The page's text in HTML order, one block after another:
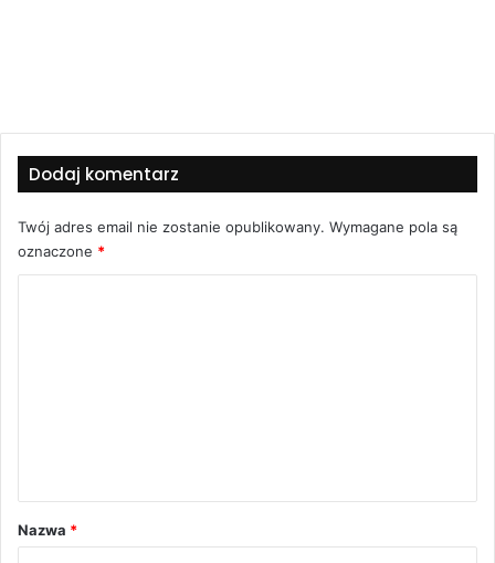
Dodaj komentarz
Twój adres email nie zostanie opublikowany. Wymagane pola są
oznaczone *
rNazwa *